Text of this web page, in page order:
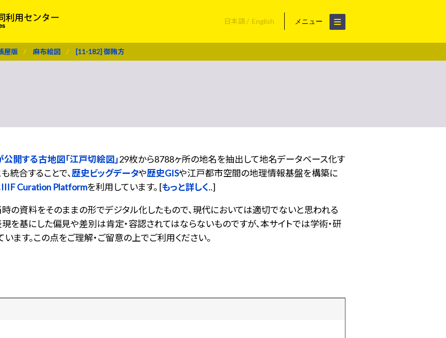
日本語 English メニュー
屋版 麻布絵図 [11-182] 御賄方
開する古地図「江戸切絵図」29枚から8788ヶ所の地名を抽出して地名データベース化す
統合することで、歴史ビッグデータや歴史GISや江戸都市空間の地理情報基盤を構築に
IIIF Curation Platformを利用しています。 [もっと詳しく..]
の資料をそのままの形でデジタル化したもので、現代においては適切でないと思われる
を基にした偏見や差別は肯定・容認されてはならないものですが、本サイトでは学術・研
ます。この点をご理解・ご留意の上でご利用ください。